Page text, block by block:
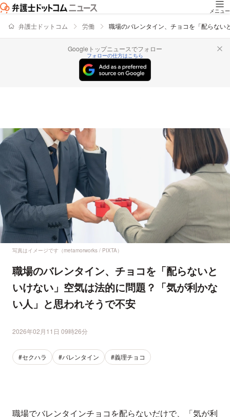
メニュー
弁護士ドットコム 労働 職場のバレンタイン、チョコを「配らな
Googleトップニュースでフォロー
フォローの仕方はこちら
写真はイメージです（metamorworks / PIXTA）
職場のバレンタイン、チョコを「配らないと
いけない」空気は法的に問題？「気が利かな
い人」と思われそうで不安
2026年02月11日 09時26分
#セクハラ #バレンタイン #義理チョコ
職場でバレンタインチョコを配らないだけで、「気が利